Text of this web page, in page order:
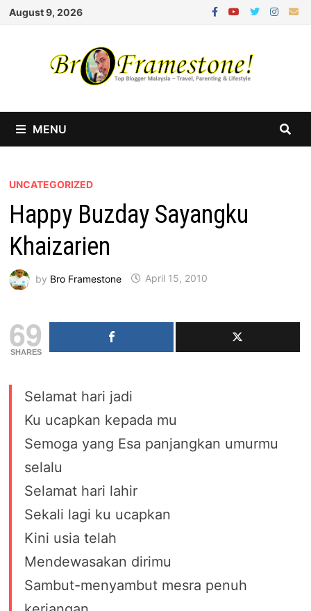
Skip
August 9, 2026
MENU
UNCATEGORIZED
Happy Buzday Sayangku
Khaizarien
by Bro Framestone April 15, 2010
69
SHARES
Selamat hari jadi
Ku ucapkan kepada mu
Semoga yang Esa panjangkan umurmu
selalu
Selamat hari lahir
Sekali lagi ku ucapkan
Kini usia telah
Mendewasakan dirimu
Sambut-menyambut mesra penuh